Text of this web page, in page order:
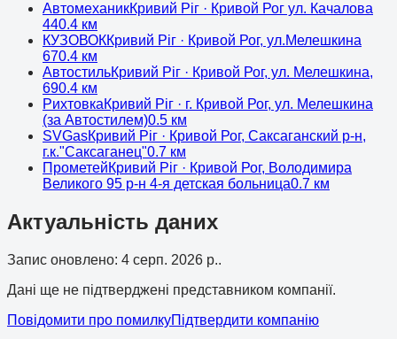
АвтомеханикКривий Ріг · Кривой Рог ул. Качалова
440.4 км
КУЗОВОККривий Ріг · Кривой Рог, ул.Мелешкина
670.4 км
АвтостильКривий Ріг · Кривой Рог, ул. Мелешкина,
690.4 км
РихтовкаКривий Ріг · г. Кривой Рог, ул. Мелешкина
(за Автостилем)0.5 км
SVGasКривий Ріг · Кривой Рог, Саксаганский р-н,
г.к."Саксаганец"0.7 км
ПрометейКривий Ріг · Кривой Рог, Володимира
Великого 95 р-н 4-я детская больница0.7 км
Актуальність даних
Запис оновлено: 4 серп. 2026 р..
Дані ще не підтверджені представником компанії.
Повідомити про помилкуПідтвердити компанію